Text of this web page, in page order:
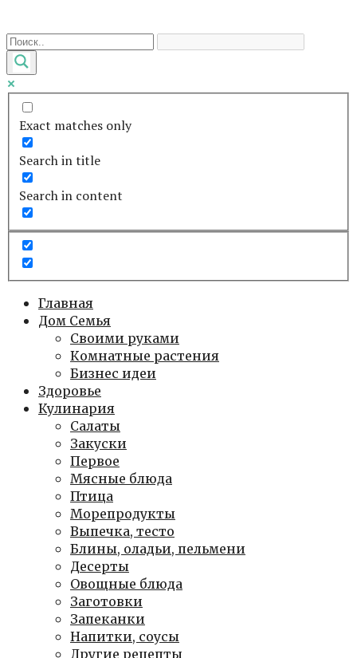
к
контенту
Exact matches only
Search in title
Search in content
Главная
Дом Семья
Своими руками
Комнатные растения
Бизнес идеи
Здоровье
Кулинария
Салаты
Закуски
Первое
Мясные блюда
Птица
Морепродукты
Выпечка, тесто
Блины, оладьи, пельмени
Десерты
Овощные блюда
Заготовки
Запеканки
Напитки, соусы
Другие рецепты